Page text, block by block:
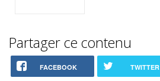
Partager ce contenu
FACEBOOK TWITTER